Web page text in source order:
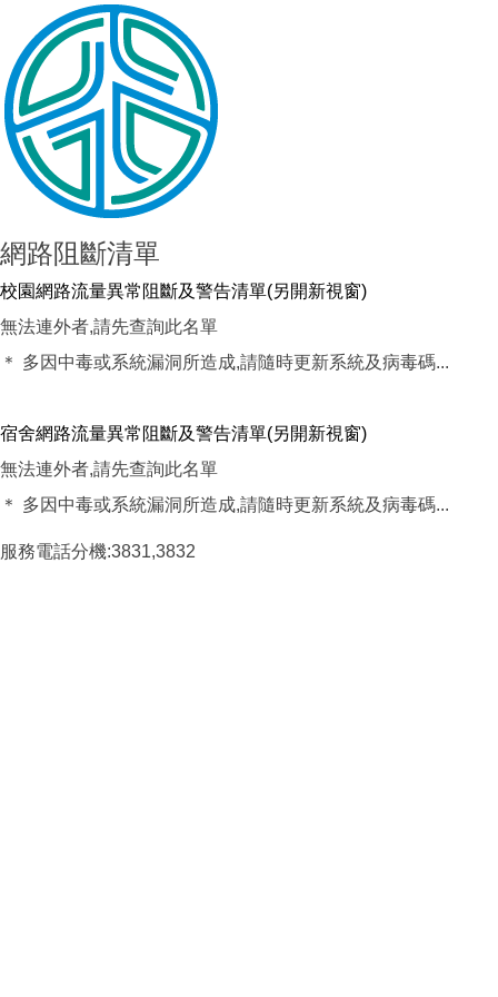
網路阻斷清單
校園網路流量異常阻斷及警告清單(另開新視窗)
無法連外者,請先查詢此名單
＊ 多因中毒或系統漏洞所造成,請隨時更新系統及病毒碼...
宿舍網路流量異常阻斷及警告清單(另開新視窗)
無法連外者,請先查詢此名單
＊ 多因中毒或系統漏洞所造成,請隨時更新系統及病毒碼...
服務電話分機:3831,3832